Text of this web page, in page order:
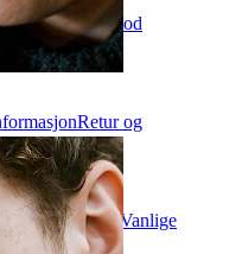
ossBodymod
Retur og
support
MaterialerVanlige